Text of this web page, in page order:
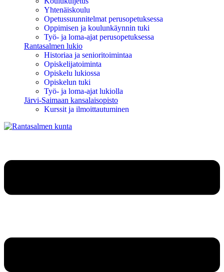
Yhtenäiskoulu
Opetussuunnitelmat perusopetuksessa
Oppimisen ja koulunkäynnin tuki
Työ- ja loma-ajat perusopetuksessa
Rantasalmen lukio
Historiaa ja senioritoimintaa
Opiskelijatoiminta
Opiskelu lukiossa
Opiskelun tuki
Työ- ja loma-ajat lukiolla
Järvi-Saimaan kansalaisopisto
Kurssit ja ilmoittautuminen